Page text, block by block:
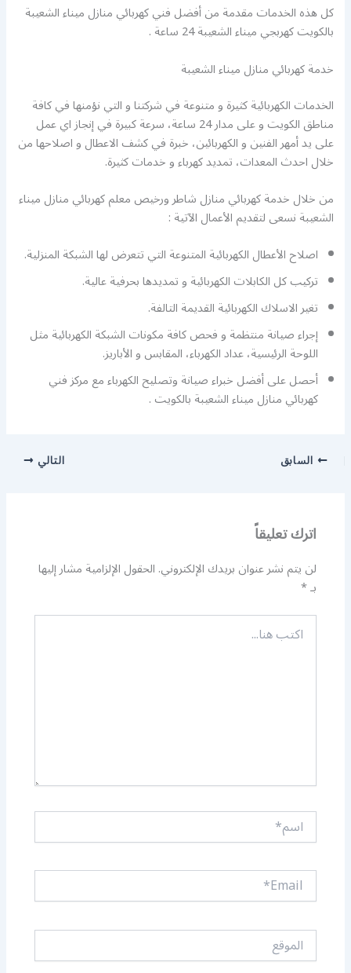
كل هذه الخدمات مقدمة من أفضل فني كهربائي منازل ميناء الشعيبة
بالكويت كهربجي ميناء الشعيبة 24 ساعة .
خدمة كهربائي منازل ميناء الشعيبة
الخدمات الكهربائية كثيرة و متنوعة في شركتنا و التي نؤمنها في كافة
مناطق الكويت و على مدار 24 ساعة، سرعة كبيرة في إنجاز اي عمل
على يد أمهر الفنين و الكهربائين، خبرة في كشف الاعطال و اصلاحها من
خلال احدث المعدات، تمديد كهرباء و خدمات كثيرة.
من خلال خدمة كهربائي منازل شاطر ورخيص معلم كهربائي منازل ميناء
الشعيبة نسعى لتقديم الأعمال الآتية :
اصلاح الأعطال الكهربائية المتنوعة التي تتعرض لها الشبكة المنزلية.
تركيب كل الكابلات الكهربائية و تمديدها بحرفية عالية.
تغير الاسلاك الكهربائية القديمة التالفة.
إجراء صيانة منتظمة و فحص كافة مكونات الشبكة الكهربائية مثل
اللوحة الرئيسية، عداد الكهرباء، المقابس و الأباريز.
أحصل على أفضل خبراء صيانة وتصليح الكهرباء مع مركز فني
كهربائي منازل ميناء الشعيبة بالكويت .
السابق التالي
اترك تعليقاً
لن يتم نشر عنوان بريدك الإلكتروني.الحقول الإلزامية مشار إليها
بـ*
اكتب
هنا...
اسم*
Email*
الموقع